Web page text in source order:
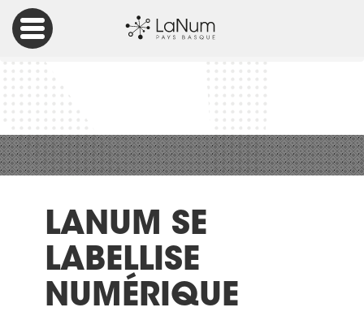
Accueil
LaNum se labellise Numérique Responsable ! Dans les pas
LANUM SE
LABELLISE
NUMÉRIQUE